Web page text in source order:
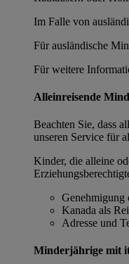
Im Falle von
Für ausländische
Für weitere
Alleinreisende
Beachten Sie, dass
unseren Service für
Kinder, die alleine
Genehmigung
Kanada als
Adresse und
Minderjährige mit